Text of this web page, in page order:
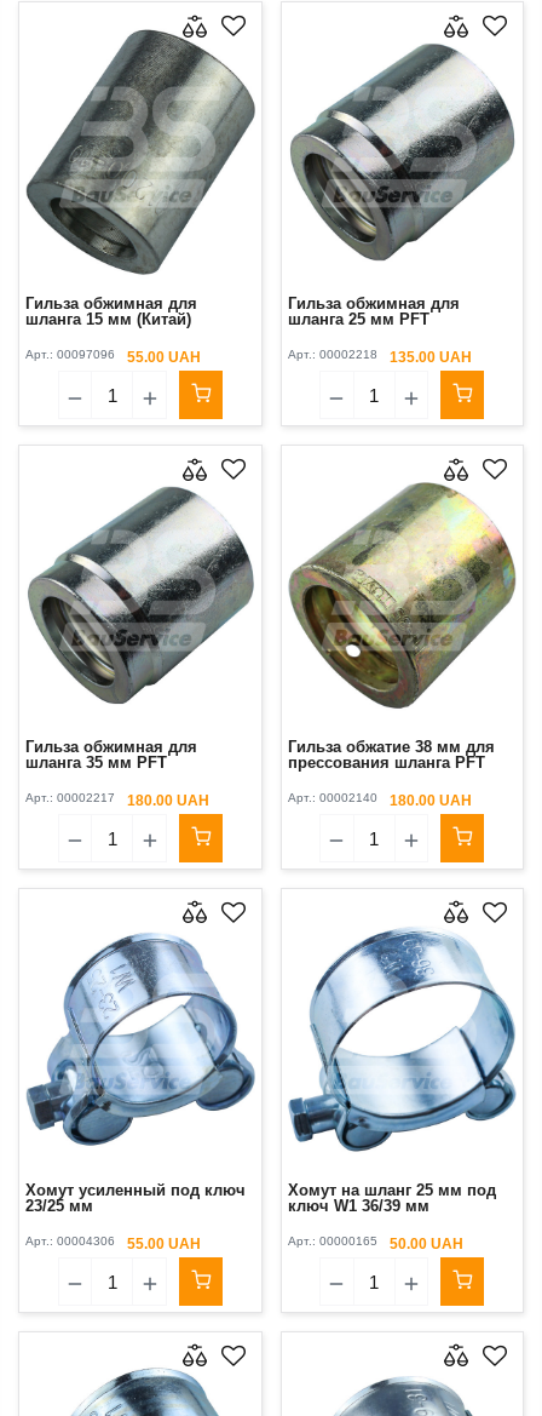
Гильза обжимная для
шланга 15 мм (Китай)
Арт.: 00097096 55.00 UAH
Гильза обжимная для
шланга 25 мм PFT
Арт.: 00002218 135.00 UAH
Гильза обжимная для
шланга 35 мм PFT
Арт.: 00002217 180.00 UAH
Гильза обжатие 38 мм для
прессования шланга PFT
Арт.: 00002140 180.00 UAH
Хомут усиленный под ключ
23/25 мм
Арт.: 00004306 55.00 UAH
Хомут на шланг 25 мм под
ключ W1 36/39 мм
Арт.: 00000165 50.00 UAH